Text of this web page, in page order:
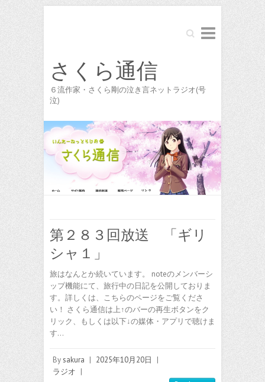
Search
さくら通信
６流作家・さくら剛の泣き言ネットラジオ(号
泣)
第２８３回放送 「ギリ
シャ１」
旅はなんとか続いています。 noteのメンバーシ
ップ機能にて、旅行中の日記を公開しておりま
す。詳しくは、こちらのページをご覧くださ
い！ さくら通信は上↑のバーの再生ボタンをク
リック、もしくは以下↓の媒体・アプリで聴けま
す…
Bysakura | 2025年10月20日
|
ラジオ |